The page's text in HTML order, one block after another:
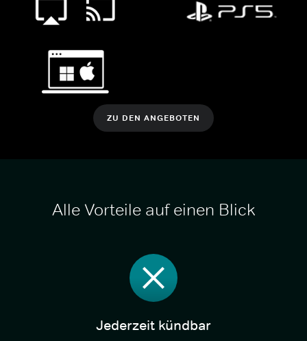
ZU DEN ANGEBOTEN
Alle Vorteile auf einen Blick
Jederzeit kündbar